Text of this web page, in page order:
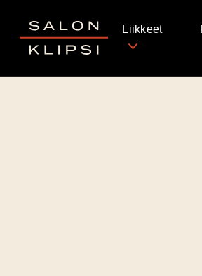
Salon Klipsi
Liikkeet